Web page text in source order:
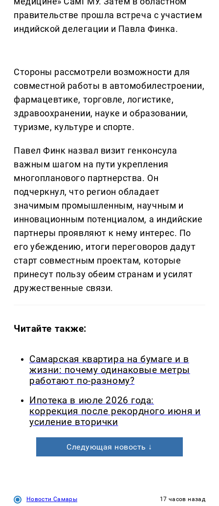
правительстве прошла встреча с участием
индийской делегации и Павла Финка.
Стороны рассмотрели возможности для
совместной работы в автомобилестроении,
фармацевтике, торговле, логистике,
здравоохранении, науке и образовании,
туризме, культуре и спорте.
Павел Финк назвал визит генконсула
важным шагом на пути укрепления
многопланового партнерства. Он
подчеркнул, что регион обладает
значимым промышленным, научным и
инновационным потенциалом, а индийские
партнеры проявляют к нему интерес. По
его убеждению, итоги переговоров дадут
старт совместным проектам, которые
принесут пользу обеим странам и усилят
дружественные связи.
Читайте также:
Самарская квартира на бумаге и в
жизни: почему одинаковые метры
работают по-разному?
Ипотека в июле 2026 года:
коррекция после рекордного июня и
усиление вторички
Следующая новость ↓
Новости Самары 17 часов назад